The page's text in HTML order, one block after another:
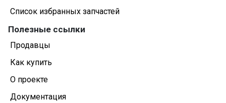
Список избранных запчастей
Полезные ссылки
Продавцы
Как купить
О проекте
Документация